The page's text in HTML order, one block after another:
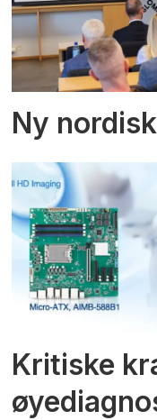
Ny
Kritiske